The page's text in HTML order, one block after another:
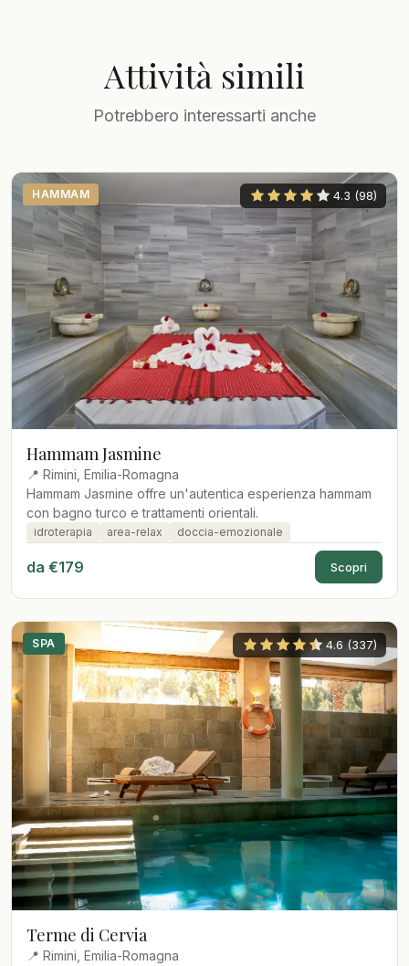
Attività simili
Potrebbero interessarti anche
HAMMAM 4.3 (98)
Hammam Jasmine
📍 Rimini, Emilia-Romagna
Hammam Jasmine offre un'autentica esperienza hammam
con bagno turco e trattamenti orientali.
idroterapia area-relax doccia-emozionale
da €179 Scopri
SPA 4.6 (337)
Terme di Cervia
📍 Rimini, Emilia-Romagna